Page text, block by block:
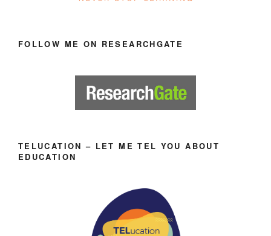
FOLLOW ME ON RESEARCHGATE
TELUCATION – LET ME TEL YOU ABOUT
EDUCATION